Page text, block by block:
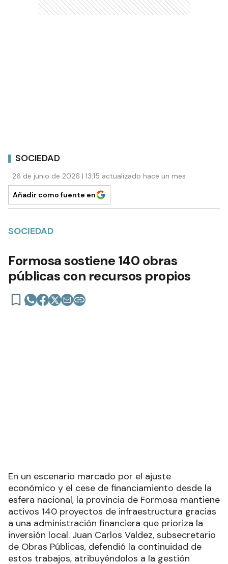
SOCIEDAD
26 de junio de 2026 | 13:15 actualizado hace un mes
Añadir como fuente en
SOCIEDAD
Formosa sostiene 140 obras
públicas con recursos propios
En un escenario marcado por el ajuste
económico y el cese de financiamiento desde la
esfera nacional, la provincia de Formosa mantiene
activos 140 proyectos de infraestructura gracias